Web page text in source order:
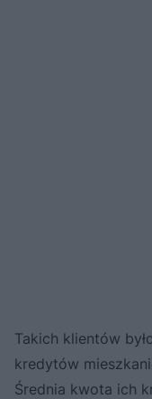
Takich klientów
kredytów
Średnia kwota ich